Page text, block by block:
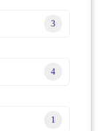
3
4
1